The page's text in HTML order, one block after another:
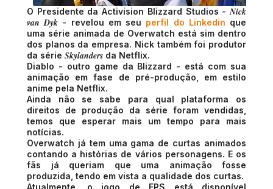
O Presidente da Activision Blizzard Studios - Nick
van Dyk - revelou em seu perfil do Linkedin que
uma série animada de Overwatch está sim dentro
dos planos da empresa. Nick também foi produtor
da série Skylanders da Netflix.
Diablo - outro game da Blizzard - está com sua
animação em fase de pré-produção, em estilo
anime pela Netflix.
Ainda não se sabe para qual plataforma os
direitos de produção da série foram vendidas,
temos que esperar mais um tempo para mais
notícias.
Overwatch já tem uma gama de curtas animados
contando a histórias de vários personagens. E os
fãs já queriam que uma animação fosse
produzida, tendo em vista a qualidade dos curtas.
Atualmente, o jogo de FPS está disponível